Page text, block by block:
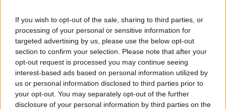
If you wish to opt-out of the sale, sharing to third parties, or
processing of your personal or sensitive information for
targeted advertising by us, please use the below opt-out
section to confirm your selection. Please note that after your
opt-out request is processed you may continue seeing
interest-based ads based on personal information utilized by
us or personal information disclosed to third parties prior to
your opt-out. You may separately opt-out of the further
disclosure of your personal information by third parties on the